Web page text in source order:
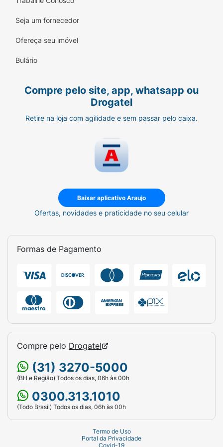
Seja um fornecedor
Ofereça seu imóvel
Bulário
Compre pelo site, app, whatsapp ou
Drogatel
Retire na loja com agilidade e sem passar pelo caixa.
Baixar aplicativo Araujo
Ofertas, novidades e praticidade no seu celular
Formas de Pagamento
Compre pelo Drogatel
(31) 3270-5000
(BH e Região) Todos os dias, 06h às 00h
0300.313.1010
(Todo Brasil) Todos os dias, 06h às 00h
Termo de Uso
Portal da Privacidade
Covid-19